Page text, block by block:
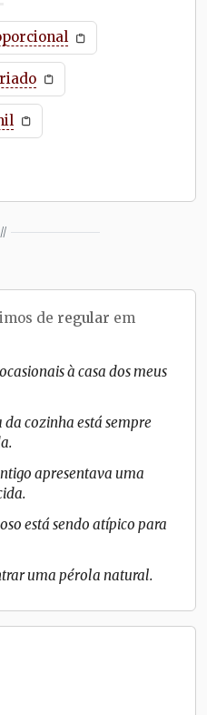
//
de regular em
à casa dos meus
da cozinha está sempre
apresentava uma
está sendo atípico para
uma pérola natural.